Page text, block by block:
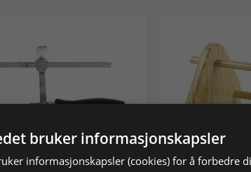
bruker informasjonskapsler
informasjonskapsler (cookies) for å forbedre